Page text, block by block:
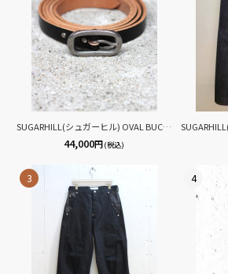
SUGARHILL(シュガーヒル) OVAL BUCKLE BELT 26331004
44,000円(税込)
3 4